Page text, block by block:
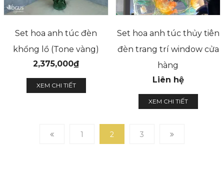
Set hoa anh túc đèn
khổng lồ (Tone vàng)
2,375,000₫
XEM CHI TIẾT
Set hoa anh túc thủy tiên
đèn trang trí window cửa
hàng
Liên hệ
XEM CHI TIẾT
1 2 3